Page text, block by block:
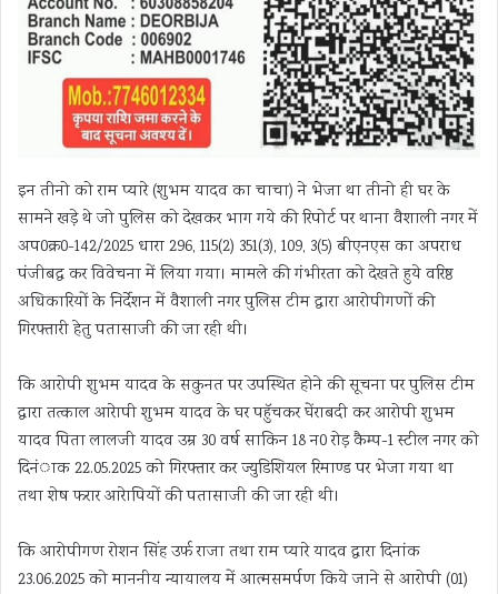
इन तीनो को राम प्यारे (शुभम यादव का चाचा) ने भेजा था तीनो ही घर के
सामने खड़े थे जो पुलिस को देखकर भाग गये की रिपोर्ट पर थाना वैशाली नगर में
अप0क्र0-142/2025 धारा 296, 115(2) 351(3), 109, 3(5) बीएनएस का अपराध
पंजीबद्ध कर विवेचना में लिया गया। मामले की गंभीरता को देखते हुये वरिष्ठ
अधिकारियों के निर्देशन में वैशाली नगर पुलिस टीम द्वारा आरोपीगणों की
गिरफ्तारी हेतु पतासाजी की जा रही थी।
कि आरोपी शुभम यादव के सकुनत पर उपस्थित होने की सूचना पर पुलिस टीम
द्वारा तत्काल आरेापी शुभम यादव के घर पहुॅचकर घेंराबदी कर आरोपी शुभम
यादव पिता लालजी यादव उम्र 30 वर्ष साकिन 18 न0 रोड़ कैम्प-1 स्टील नगर को
दिनंाक 22.05.2025 को गिरफ्तार कर ज्युडिशियल रिमाण्ड पर भेजा गया था
तथा शेष फरार आरेापियों की पतासाजी की जा रही थी।
कि आरोपीगण रोशन सिंह उर्फ राजा तथा राम प्यारे यादव द्वारा दिनांक
23.06.2025 को माननीय न्यायालय में आत्मसमर्पण किये जाने से आरोपी (01)